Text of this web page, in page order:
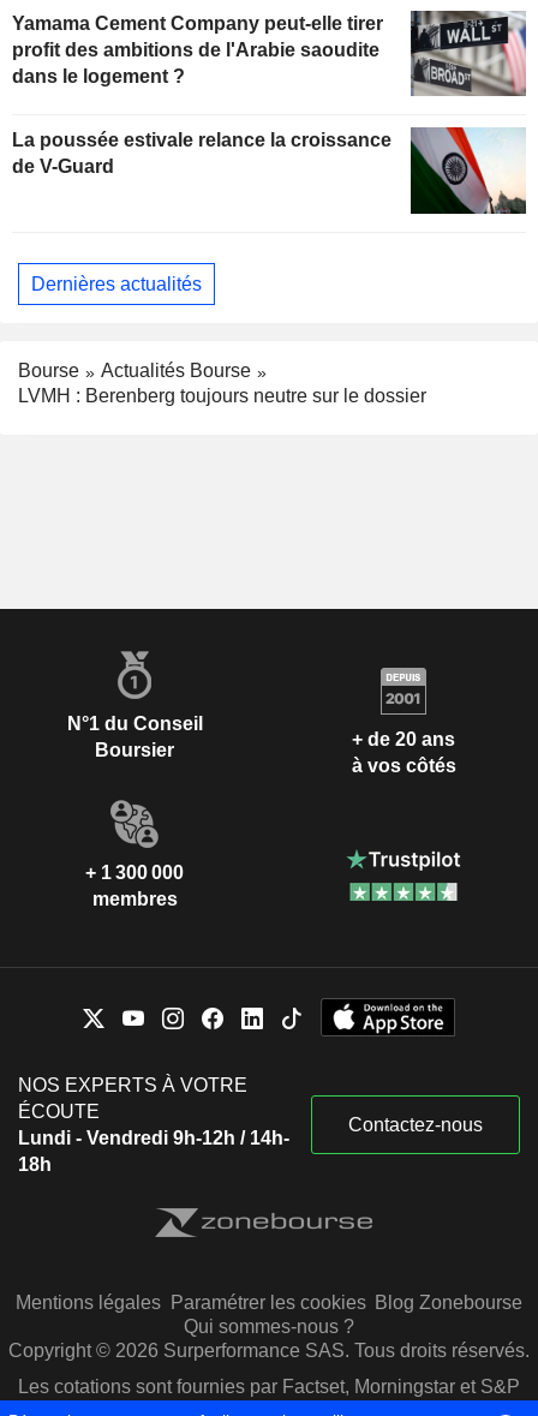
Yamama Cement Company peut-elle tirer
profit des ambitions de l'Arabie saoudite
dans le logement ?
La poussée estivale relance la croissance
de V-Guard
Dernières actualités
Bourse
Actualités Bourse
LVMH : Berenberg toujours neutre sur le dossier
N°1 du Conseil
Boursier
+ de 20 ans
à vos côtés
+ 1 300 000
membres
NOS EXPERTS À VOTRE
ÉCOUTE
Lundi - Vendredi 9h-12h / 14h-
18h
Contactez-nous
Mentions légales Paramétrer les cookies Blog Zonebourse
Qui sommes-nous ?
Copyright © 2026 Surperformance SAS. Tous droits réservés.
Les cotations sont fournies par Factset, Morningstar et S&P
Capital IQ